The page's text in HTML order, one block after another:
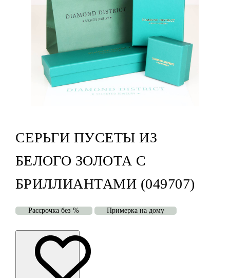
СЕРЬГИ ПУСЕТЫ ИЗ
БЕЛОГО ЗОЛОТА С
БРИЛЛИАНТАМИ (049707)
Рассрочка без % Примерка на дому